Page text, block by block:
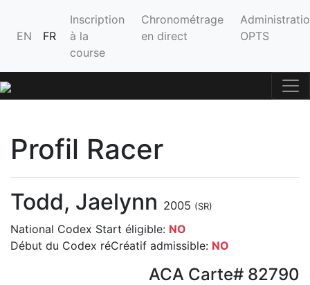
EN FR
Inscription
à la
course
Chronométrage
en direct
OPTS
Profil Racer
Todd, Jaelynn 2005 (SR)
National Codex Start éligible: NO
Début du Codex réCréatif admissible: NO
ACA Carte# 82790